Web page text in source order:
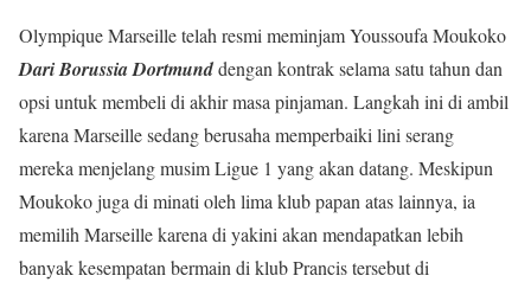
Olympique Marseille telah resmi meminjam Youssoufa Moukoko
Dari Borussia Dortmunddengan kontrak selama satu tahun dan
opsi untuk membeli di akhir masa pinjaman. Langkah ini di ambil
karena Marseille sedang berusaha memperbaiki lini serang
mereka menjelang musim Ligue 1 yang akan datang. Meskipun
Moukoko juga di minati oleh lima klub papan atas lainnya, ia
memilih Marseille karena di yakini akan mendapatkan lebih
banyak kesempatan bermain di klub Prancis tersebut di